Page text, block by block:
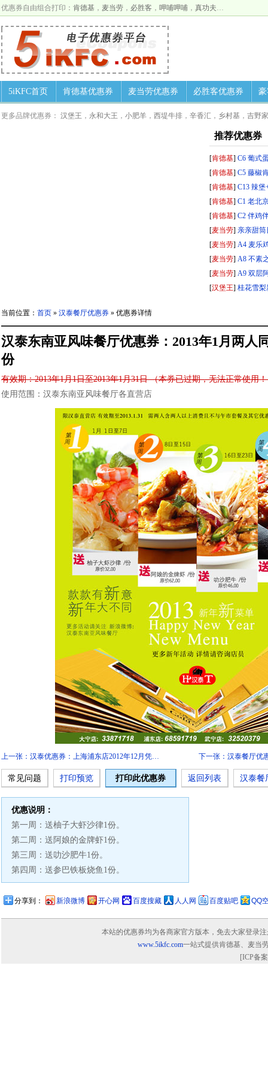
优惠券自由组合打印： 肯德基 ， 麦当劳， 必胜客 ， 呷哺呷哺， 真功夫…
5iKFC首页 肯德基优惠券 麦当劳优惠券 必胜客优惠券
更多品牌优惠券： 汉堡王 ， 永和大王 ， 小肥羊， 西堤牛排， 辛香汇 ， 乡村基 ， 吉野家
推荐优惠券
[肯德基] C6 葡式
[肯德基] C5 藤椒
[肯德基] C13 辣堡
[肯德基] C1 老北
[肯德基] C2 伴鸡
[麦当劳] 亲亲甜筒
[麦当劳] A4 麦乐
[麦当劳] A8 不素
[麦当劳] A9 双层
[汉堡王] 桂花雪梨
当前位置： 首页» 汉泰餐厅优惠券» 优惠券详情
汉泰东南亚风味餐厅优惠券：2013年1月两人
份
有效期：2013年1月1日至2013年1月31日 （本券已过期，无法正常使用
使用范围：汉泰东南亚风味餐厅各直营店
上一张：汉泰优惠券：上海浦东店2012年12月凭… 下一张：汉泰餐厅优
常见问题 打印预览 打印此优惠券 返回列表 汉泰餐
优惠说明：
第一周：送柚子大虾沙律1份。
第二周：送阿娘的金牌虾1份。
第三周：送叻沙肥牛1份。
第四周：送参巴铁板烧鱼1份。
分享到： 新浪微博 开心网 百度搜藏 人人网 百度贴吧 QQ
本站的优惠券均为各商家官方版本，免去大家登录
www.5ikfc.com一站式提供肯德基、麦当
[ICP备